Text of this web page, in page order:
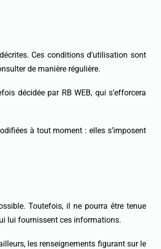
Ces conditions d’utilisation sont
de manière régulière.
décidée par RB WEB, qui s’efforcera
à tout moment : elles s’imposent
Toutefois, il ne pourra être tenue
lui fournissent ces informations.
les renseignements figurant sur le